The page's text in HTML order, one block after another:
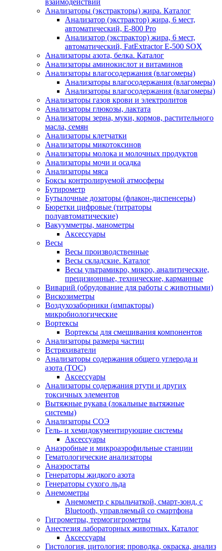
взаимодействий
Анализаторы (экстракторы) жира. Каталог
Анализатор (экстрактор) жира, 6 мест,
автоматический, E-800 Pro
Анализатор (экстрактор) жира, 6 мест,
автоматический, FatExtractor E-500 SOX
Анализаторы азота, белка. Каталог
Анализаторы аминокислот и витаминов
Анализаторы влагосодержания (влагомеры)
Анализаторы влагосодержания (влагомеры)
Анализаторы влагосодержания (влагомеры)
Анализаторы газов крови и электролитов
Анализаторы глюкозы, лактата
Анализаторы зерна, муки, кормов, растительного
масла, семян
Анализаторы клетчатки
Анализаторы микотоксинов
Анализаторы молока и молочных продуктов
Анализаторы мочи и осадка
Анализаторы мяса
Боксы контролируемой атмосферы
Бутирометр
Бутылочные дозаторы (флакон-диспенсеры)
Бюретки цифровые (титраторы
полуавтоматические)
Вакуумметры, манометры
Аксессуары
Весы
Весы производственные
Весы складские. Каталог
Весы ультрамикро, микро, аналитические,
прецизионные, технические, карманные
Виварий (обрудование для работы с животными)
Вискозиметры
Воздухозаборники (импакторы)
микробиологические
Вортексы
Вортексы для смешивания компонентов
Анализаторы размера частиц
Встряхиватели
Анализаторы содержания общего углерода и
азота (ТОС)
Аксессуары
Анализаторы содержания ртути и других
токсичных элементов
Вытяжные рукава (локальные вытяжные
системы)
Анализаторы СОЭ
Гель- и хемидокументирующие системы
Аксессуары
Анаэробные и микроаэрофильные станции
Гематологические анализаторы
Анаэростаты
Генераторы жидкого азота
Генераторы сухого льда
Анемометры
Анемометр с крыльчаткой, смарт-зонд, с
Bluetooth, управляемый со смартфона
Гигрометры, термогигрометры
Анестезия лабораторных животных. Каталог
Аксессуары
Гистология, цитология: проводка, окраска, анализ